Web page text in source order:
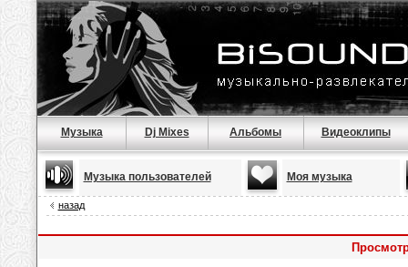
Музыка Dj Mixes Альбомы Видеоклипы
Музыка пользователей Моя музыка
назад